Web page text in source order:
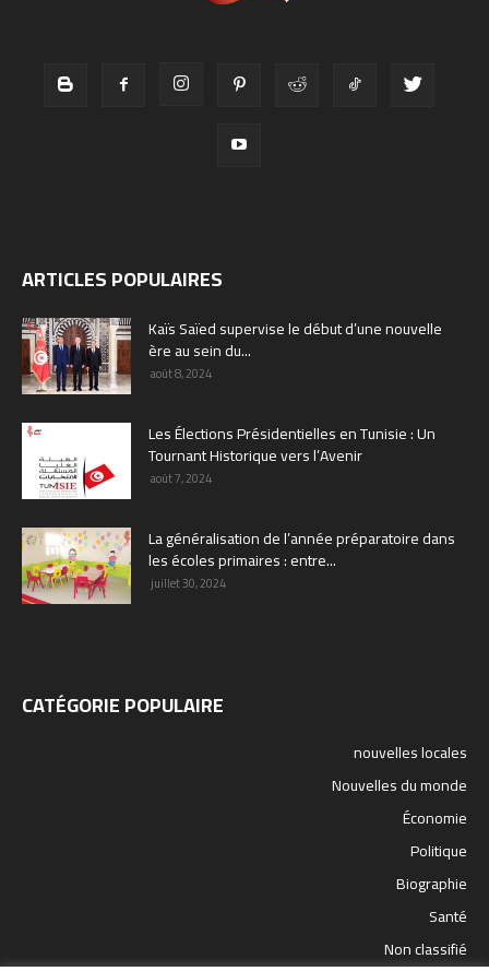
ARTICLES POPULAIRES
Kaïs Saïed supervise le début d’une nouvelle
ère au sein du...
août 8, 2024
Les Élections Présidentielles en Tunisie : Un
Tournant Historique vers l’Avenir
août 7, 2024
La généralisation de l’année préparatoire dans
les écoles primaires : entre...
juillet 30, 2024
CATÉGORIE POPULAIRE
nouvelles locales
Nouvelles du monde
Économie
Politique
Biographie
Santé
Non classifié